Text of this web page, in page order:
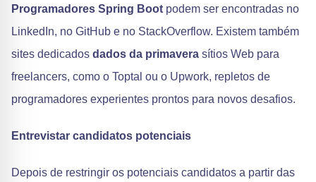
Programadores Spring Boot podem ser encontradas no
LinkedIn, no GitHub e no StackOverflow. Existem também
sites dedicados dados da primavera sítios Web para
freelancers, como o Toptal ou o Upwork, repletos de
programadores experientes prontos para novos desafios.
Entrevistar candidatos potenciais
Depois de restringir os potenciais candidatos a partir das